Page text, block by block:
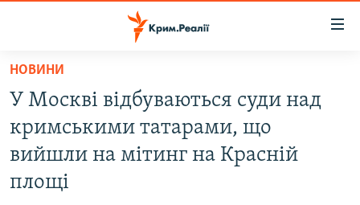
Перейти
основного
матеріалу
Перейти
до
основної
ВІДЕО ТА ФОТО
ПОЛІТИКА
НОВИНИ
У Москві відбуваються суди над
кримськими татарами, що
вийшли на мітинг на Красній
площі